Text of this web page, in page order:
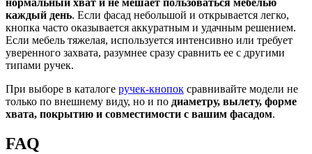
нормальный хват и не мешает пользоваться мебелью
каждый день. Если фасад небольшой и открывается легко,
кнопка часто оказывается аккуратным и удачным решением.
Если мебель тяжелая, используется интенсивно или требует
уверенного захвата, разумнее сразу сравнить ее с другими
типами ручек.
При выборе в каталоге ручек-кнопок сравнивайте модели не
только по внешнему виду, но и по диаметру, вылету, форме
хвата, покрытию и совместимости с вашим фасадом.
FAQ